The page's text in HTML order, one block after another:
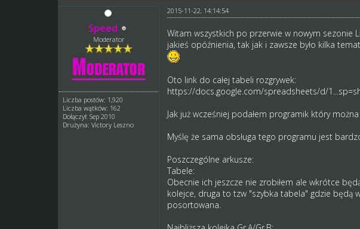
Speed
Moderator
Liczba postów: 1,920
Liczba wątków: 162
Dołączył: Sep 2010
Drużyna: Victory Leszno
2015-11-22, 14:14:54
Witam wszystkich po przerwie w nowym sezonie
jakieś opóźnienia, tak jak i zawsze było kilka
Oto link do całej tabeli rozgrywek:
https://docs.google.com/spreadsheets/d/
Jak już wcześniej podałem programik który
Myślę że sama obsługa tego programu jest
Poszczególne arkusze:
Tabele:
Obecnie ich jeszcze nie zrobiłem ale wkrótce
kolejce, druga to tzw "szybka tabela" gdzie będą
posortowana.